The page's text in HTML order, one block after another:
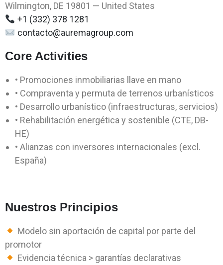
Wilmington, DE 19801 — United States
+1 (332) 378 1281
contacto@auremagroup.com
Core Activities
• Promociones inmobiliarias llave en mano
• Compraventa y permuta de terrenos urbanísticos
• Desarrollo urbanístico (infraestructuras, servicios)
• Rehabilitación energética y sostenible (CTE, DB-
HE)
• Alianzas con inversores internacionales (excl.
España)
Nuestros Principios
Modelo sin aportación de capital por parte del
promotor
Evidencia técnica > garantías declarativas